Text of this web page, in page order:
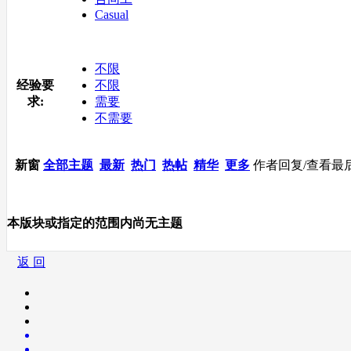
Casual
经验要
求:
不限
不限
需要
不需要
新窗 全部主题 最新 热门 热帖 精华 更多 作者回复/查看最
本版块或指定的范围内尚无主题
返 回